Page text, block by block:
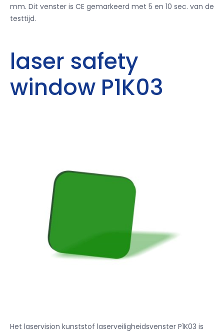
mm. Dit venster is CE gemarkeerd met 5 en 10 sec. van de
testtijd.
laser safety
window P1K03
Het laservision kunststof laserveiligheidsvenster P1K03 is